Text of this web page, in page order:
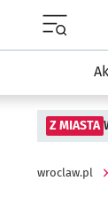
Z MIASTA
wroclaw.pl